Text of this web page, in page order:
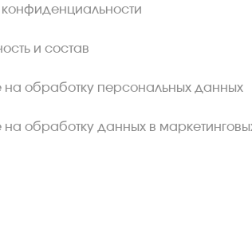
конфиденциальности
и состав
на обработку персональных данных
обработку данных в